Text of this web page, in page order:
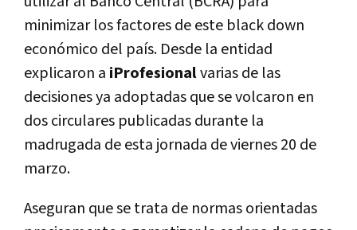
minimizar los factores de este black down
económico del país. Desde la entidad
explicaron a iProfesionalvarias de las
decisiones ya adoptadas que se volcaron en
dos circulares publicadas durante la
madrugada de esta jornada de viernes 20 de
marzo.
Aseguran que se trata de normas orientadas